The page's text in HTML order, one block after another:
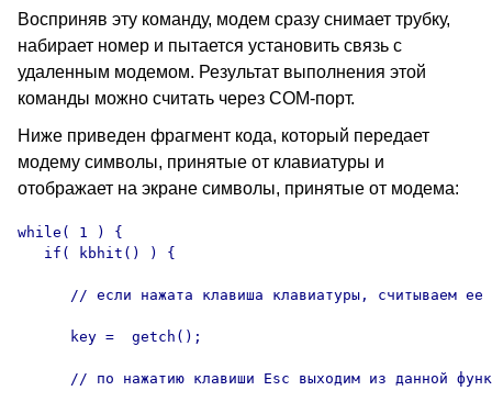
Восприняв эту команду, модем сразу снимает трубку,
набирает номер и пытается установить связь с
удаленным модемом. Результат выполнения этой
команды можно считать через COM-порт.
Ниже приведен фрагмент кода, который передает
модему символы, принятые от клавиатуры и
отображает на экране символы, принятые от модема:
while( 1 ) {
   if( kbhit() ) {
// если нажата клавиша клавиатуры, считываем ее
      key =  getch();
// по нажатию клавиши Esc выходим из данной